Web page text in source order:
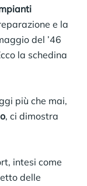
e la
del ’46
la schedina
più che mai,
, ci dimostra
intesi come
delle